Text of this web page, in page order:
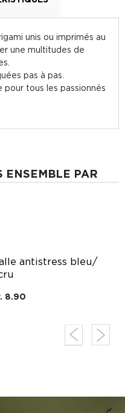
unis ou imprimés au
une multitudes de
pas à pas.
pour tous les passionnés
ENSEMBLE PAR
antistress bleu/
8.90